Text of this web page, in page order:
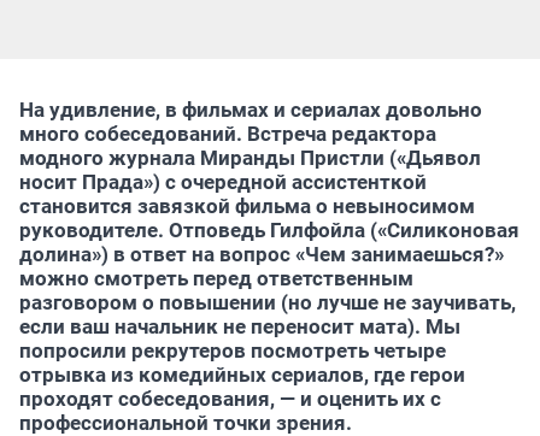
На удивление, в фильмах и сериалах довольно
много собеседований. Встреча редактора
модного журнала Миранды Пристли («Дьявол
носит Прада») с очередной ассистенткой
становится завязкой фильма о невыносимом
руководителе. Отповедь Гилфойла («Силиконовая
долина») в ответ на вопрос «Чем занимаешься?»
можно смотреть перед ответственным
разговором о повышении (но лучше не заучивать,
если ваш начальник не переносит мата). Мы
попросили рекрутеров посмотреть четыре
отрывка из комедийных сериалов, где герои
проходят собеседования, — и оценить их с
профессиональной точки зрения.